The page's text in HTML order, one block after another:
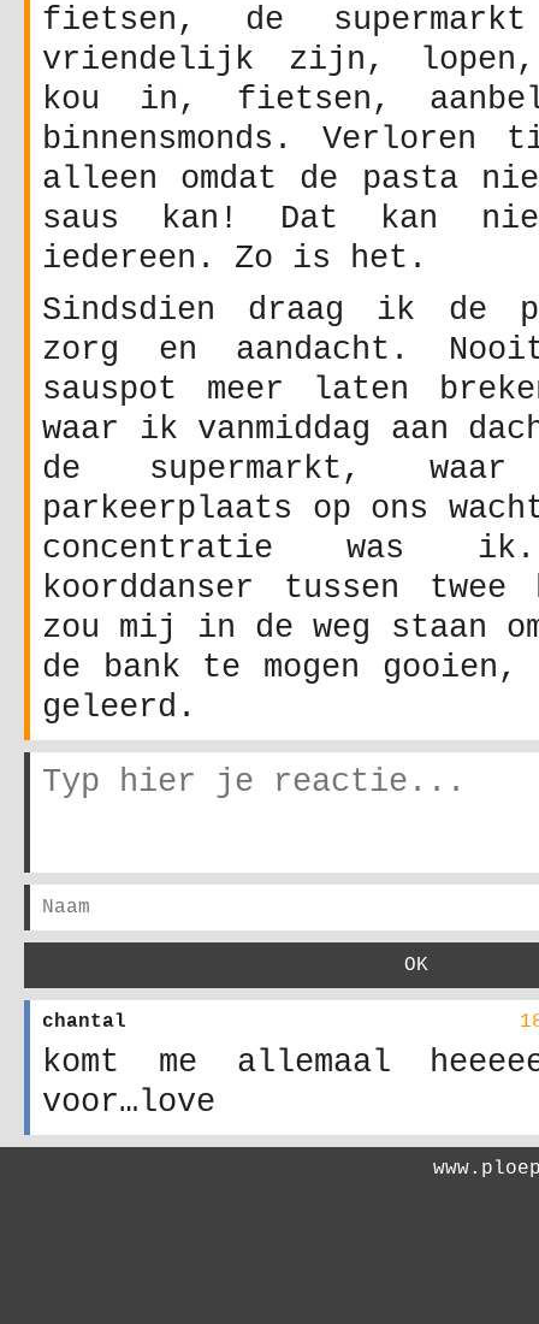
fietsen, de
vriendelijk zijn,
kou in, fietsen,
binnensmonds.
alleen omdat de pasta
saus kan! Dat kan
iedereen. Zo is het.
Sindsdien draag ik de
zorg en aandacht.
sauspot meer laten
waar ik vanmiddag aan
de supermarkt,
parkeerplaats op ons
concentratie was
koorddanser tussen
zou mij in de weg staan
de bank te mogen
geleerd.
chantal
komt me allemaal
voor…love